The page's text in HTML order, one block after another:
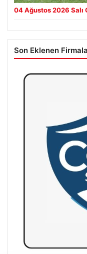
04 Ağustos 2026 Salı
Son Eklenen